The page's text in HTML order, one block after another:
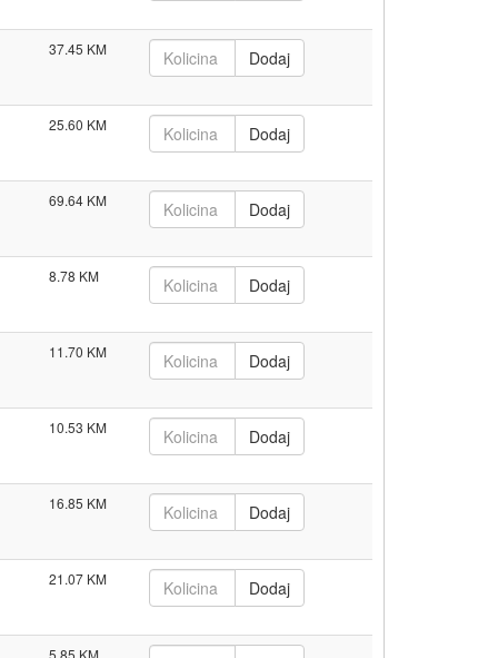
37.45
25.60
69.64
8.78
11.70
10.53
16.85
21.07
5.85